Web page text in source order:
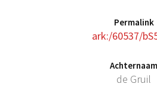
Permalink
ark:/60537/
Achternaam
de Gruil